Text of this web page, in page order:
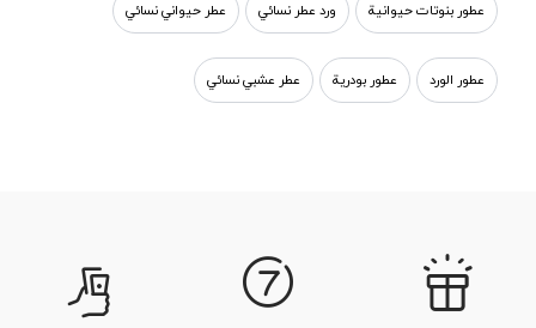
عطور بنوتات حيوانية ورد عطر نسائي عطر حيواني نسائي
عطور الورد عطور بودرية عطر عشبي نسائي
عطور بحجم صغير للسيدات عطور اكستريت دي بارفيوم